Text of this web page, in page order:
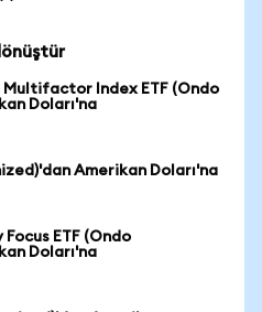
Multifactor Index ETF (Ondo
Doları'na
Amerikan Doları'na
ETF (Ondo
Doları'na